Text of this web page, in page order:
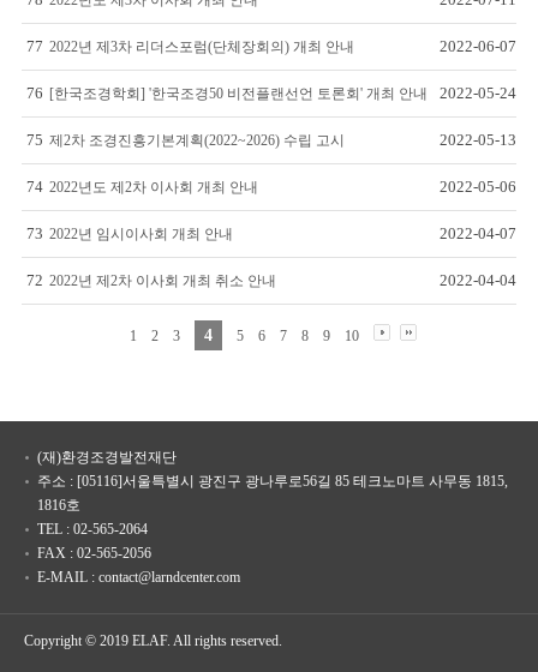
77 2022년 제3차 리더스포럼(단체장회의) 개최 안내 2022-06-07
76 [한국조경학회] '한국조경50 비전플랜선언 토론회' 개최 안내 2022-05-24
75 제2차 조경진흥기본계획(2022~2026) 수립 고시 2022-05-13
74 2022년도 제2차 이사회 개최 안내 2022-05-06
73 2022년 임시이사회 개최 안내 2022-04-07
72 2022년 제2차 이사회 개최 취소 안내 2022-04-04
1 2 3 4 5 6 7 8 9 10
(재)환경조경발전재단
주소 : [05116]서울특별시 광진구 광나루로56길 85 테크노마트 사무동 1815,
1816호
TEL : 02-565-2064
FAX : 02-565-2056
E-MAIL : contact@larndcenter.com
Copyright © 2019 ELAF. All rights reserved.